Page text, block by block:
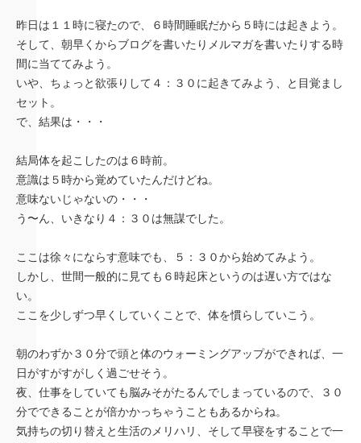
昨日は１１時に寝たので、６時間睡眠だから５時には起きよう。
そして、朝早くからブログを書いたりメルマガを書いたりする時
間に当ててみよう。
いや、ちょっと欲張りして４：３０に起きてみよう、と目覚まし
セット。
で、結果は・・・
結局体を起こしたのは６時前。
意識は５時から覚めていたんだけどね。
意味ないじゃないの・・・
う〜ん、いきなり４：３０は無謀でした。
ここは徐々にならす意味でも、５：３０から始めてみよう。
しかし、世間一般的に見ても６時起床というのは遅い方ではな
い。
ここを少しずつ早くしていくことで、体を慣らしていこう。
朝のわずか３０分で頭と体のウォーミングアップができれば、一
日がすがすがしく過ごせそう。
夜、仕事をしていても脳みそがたるんでしまっているので、３０
分でできることが倍かかっちゃうこともあるからね。
気持ちの切り替えと生活のメリハリ、そして早寝をすることで一